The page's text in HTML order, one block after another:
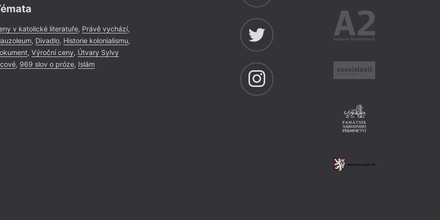
v katolické literatuře, Právě vychází,
, Divadlo, Historie kolonialismu,
, Výroční ceny, Útvary Sylvy
, 969 slov o próze, Islám